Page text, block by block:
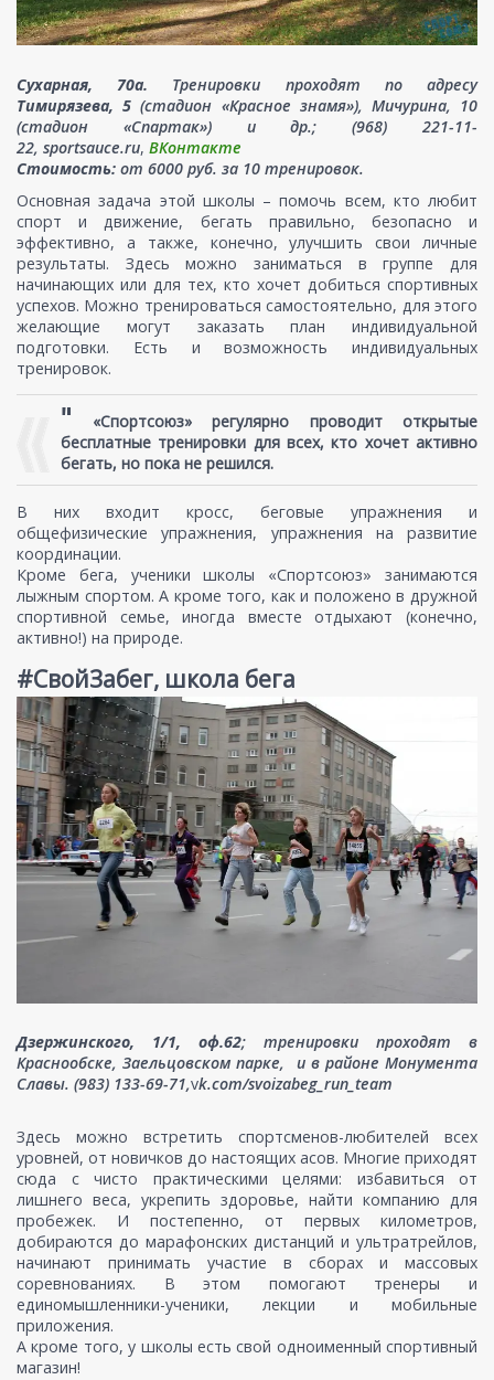
Сухарная, 70а. Тренировки проходят по адресу
Тимирязева, 5(стадион «Красное знамя»), Мичурина, 10
(стадион «Спартак») и др.; (968) 221-11-
22, sportsauce.ru, ВКонтакте
Стоимость: от 6000 руб. за 10 тренировок.
Основная задача этой школы – помочь всем, кто любит
спорт и движение, бегать правильно, безопасно и
эффективно, а также, конечно, улучшить свои личные
результаты. Здесь можно заниматься в группе для
начинающих или для тех, кто хочет добиться спортивных
успехов. Можно тренироваться самостоятельно, для этого
желающие могут заказать план индивидуальной
подготовки. Есть и возможность индивидуальных
тренировок.
" «Спортсоюз» регулярно проводит открытые
бесплатные тренировки для всех, кто хочет активно
бегать, но пока не решился.
В них входит кросс, беговые упражнения и
общефизические упражнения, упражнения на развитие
координации.
Кроме бега, ученики школы «Спортсоюз» занимаются
лыжным спортом. А кроме того, как и положено в дружной
спортивной семье, иногда вместе отдыхают (конечно,
активно!) на природе.
#СвойЗабег, школа бега
Дзержинского, 1/1, оф.62; тренировки проходят в
Краснообске, Заельцовском парке, и в районе Монумента
Славы. (983) 133-69-71,vk.com/svoizabeg_run_team
Здесь можно встретить спортсменов-любителей всех
уровней, от новичков до настоящих асов. Многие приходят
сюда с чисто практическими целями: избавиться от
лишнего веса, укрепить здоровье, найти компанию для
пробежек. И постепенно, от первых километров,
добираются до марафонских дистанций и ультратрейлов,
начинают принимать участие в сборах и массовых
соревнованиях. В этом помогают тренеры и
единомышленники-ученики, лекции и мобильные
приложения.
А кроме того, у школы есть свой одноименный спортивный
магазин!